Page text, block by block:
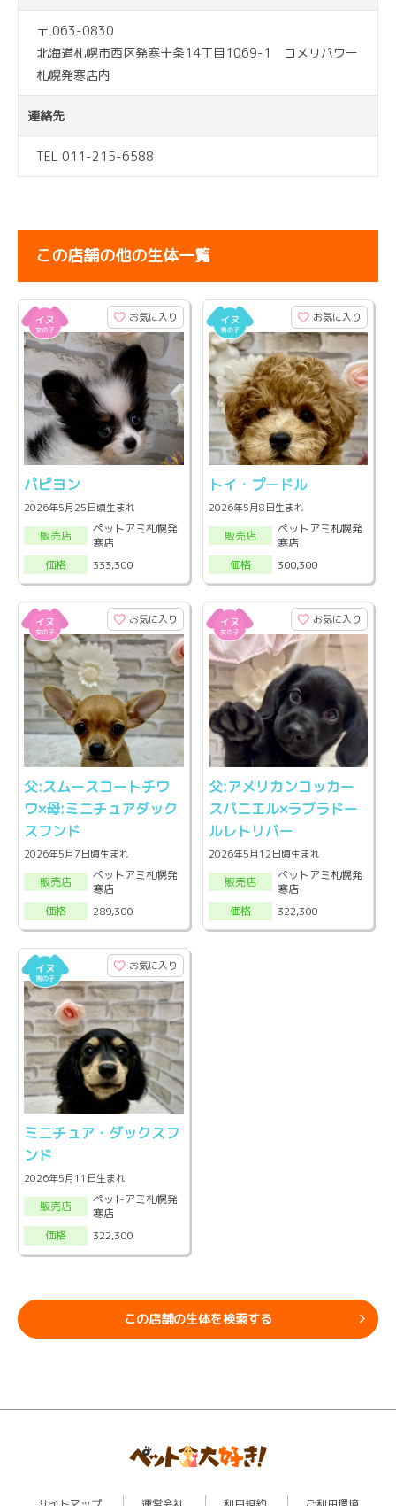
〒 063-0830
北海道札幌市西区発寒十条14丁目1069-1 コメリパワー
札幌発寒店内
連絡先
TEL 011-215-6588
この店舗の他の生体一覧
お気に入り
パピヨン
2026年5月25日頃生まれ
販売店
ペットアミ札幌発
寒店
価格
333,300
お気に入り
トイ・プードル
2026年5月8日生まれ
販売店
ペットアミ札幌発
寒店
価格
300,300
お気に入り
父:スムースコートチワ
ワ×母:ミニチュアダック
スフンド
2026年5月7日頃生まれ
販売店
ペットアミ札幌発
寒店
価格
289,300
お気に入り
父:アメリカンコッカー
スパニエル×ラブラドー
ルレトリバー
2026年5月12日頃生まれ
販売店
ペットアミ札幌発
寒店
価格
322,300
お気に入り
ミニチュア・ダックスフ
ンド
2026年5月11日生まれ
販売店
ペットアミ札幌発
寒店
価格
322,300
この店舗の生体を検索する